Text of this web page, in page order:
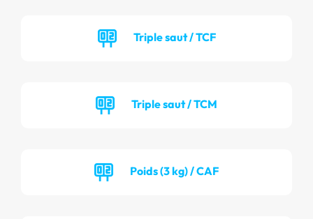
Triple saut / TCF
Triple saut / TCM
Poids (3 kg) / CAF